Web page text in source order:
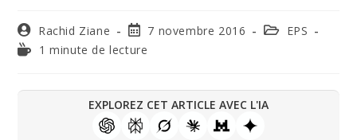
Rachid Ziane 7 novembre 2016
EPS
1 minute de lecture
EXPLOREZ CET ARTICLE AVEC L'IA